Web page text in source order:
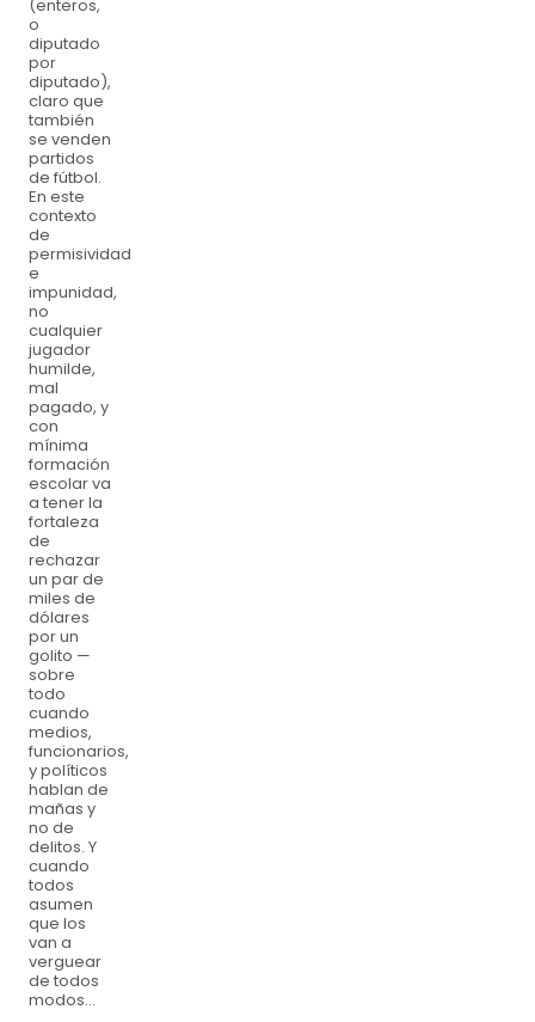
(enteros,
o
diputado
por
diputado),
claro que
también
se venden
partidos
de fútbol.
En este
contexto
de
permisividad
e
impunidad,
no
cualquier
jugador
humilde,
mal
pagado, y
con
mínima
formación
escolar va
a tener la
fortaleza
de
rechazar
un par de
miles de
dólares
por un
golito —
sobre
todo
cuando
medios,
funcionarios,
y políticos
hablan de
mañas y
no de
delitos. Y
cuando
todos
asumen
que los
van a
verguear
de todos
modos...